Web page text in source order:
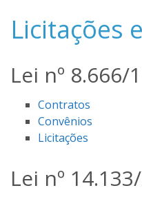
Licitações
Lei nº 8.666/
Contratos
Convênios
Licitações
Lei nº